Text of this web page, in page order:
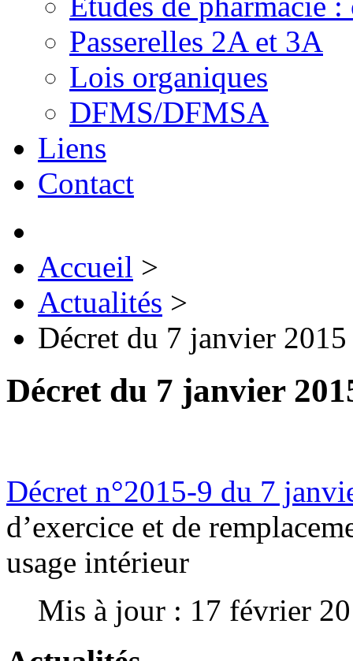
Passerelles 2A et 3A
Lois organiques
DFMS/DFMSA
Liens
Contact
Accueil >
Actualités >
Décret du 7 janvier 2015
Décret du 7 janvier
Décret n°2015-9 du 7
d’exercice et de
usage intérieur
Mis à jour : 17 février